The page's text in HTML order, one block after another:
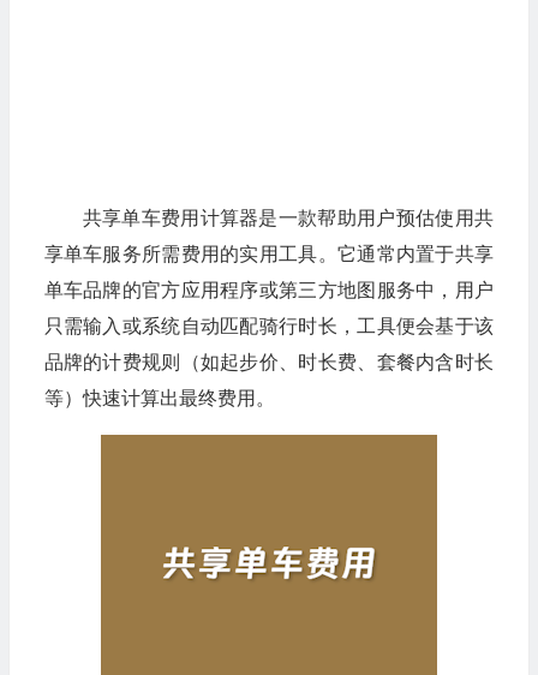
共享单车费用计算器是一款帮助用户预估使用共
享单车服务所需费用的实用工具。它通常内置于共享
单车品牌的官方应用程序或第三方地图服务中，用户
只需输入或系统自动匹配骑行时长，工具便会基于该
品牌的计费规则（如起步价、时长费、套餐内含时长
等）快速计算出最终费用。